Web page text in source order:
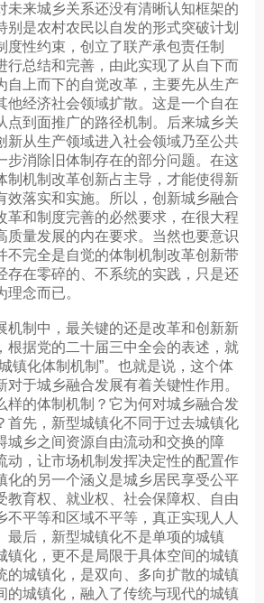
未来城乡关系还没有清晰认知框架的
别是农村农民以自发的形式突破计划
度性约束，创立了联产承包责任制
行总结和完善，由此实现了从自下而
自上而下的自觉改革，主要先从生产
他经济社会领域扩散。这是一个自在
点到面推广的路径机制。后来城乡关
新从生产领域进入社会领域乃至公共
步消除旧体制存在的部分问题。在这
制机制改革创新占主导，才能使得新
效落实和实施。所以，创新城乡融合
革和制度完善的必然要求，在很大程
质量发展的内在要求。当然也要意识
不完全是自觉的体制机制改革创新带
存在零碎的、不系统的实践，只是还
念而已。
制中，最关键的还是改革和创新新
根据党的二十届三中全会的表述，就
镇化体制机制”。也就是说，这个体
对于城乡融合发展有着关键性作用。
样的体制机制？它为何对城乡融合发
首先，新型城镇化不同于过去城镇化
城乡之间资源自由流动和交换的障
动，让市场机制发挥决定性的配置作
化的另一个涵义是城乡居民享受公平
教育权、就业权、社会保障权、自由
不平等和区域不平等，真正实现人人
最后，新型城镇化不是单项的城镇
镇化，更不是局限于具体空间的城镇
的城镇化，是双向、多向扩散的城镇
的城镇化，融入了传统与现代的城镇